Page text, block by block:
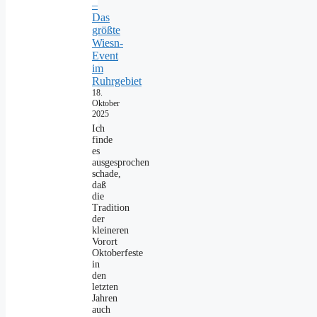
–
Das
größte
Wiesn-
Event
im
Ruhrgebiet
18.
Oktober
2025
Ich
finde
es
ausgesprochen
schade,
daß
die
Tradition
der
kleineren
Vorort
Oktoberfeste
in
den
letzten
Jahren
auch